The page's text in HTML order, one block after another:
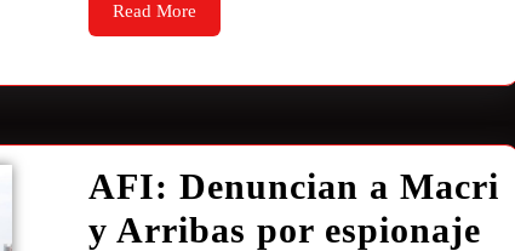
Read More
AFI: Denuncian a Macri
y Arribas por espionaje